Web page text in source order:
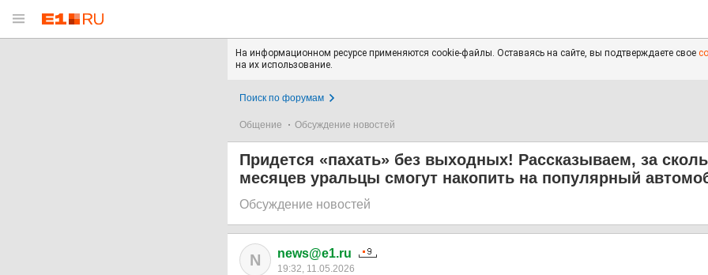
На информационном ресурсе применяются cookie-файлы. Оставаясь на сайте, вы подтверждаете свое
на их использование.
Поиск по форумам
Общение Обсуждение новостей
Придется «пахать» без выходных! Рассказываем, за
месяцев уральцы смогут накопить на популярный
Обсуждение новостей
N news@e1.ru
19:32, 11.05.2026